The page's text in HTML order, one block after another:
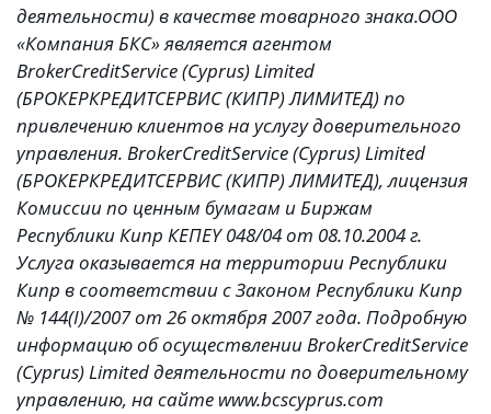
деятельности) в качестве товарного знака.ООО
«Компания БКС» является агентом
BrokerCreditService(Cyprus)Limited
(БРОКЕРКРЕДИТСЕРВИС (КИПР) ЛИМИТЕД)по
привлечению клиентов на услугу доверительного
управления. BrokerCreditService(Cyprus)Limited
(БРОКЕРКРЕДИТСЕРВИС (КИПР) ЛИМИТЕД), лицензия
Комиссии по ценным бумагам и Биржам
Республики Кипр КЕПЕY048/04 от 08.10.2004 г.
Услуга оказывается на территории Республики
Кипр в соответствии с Законом Республики Кипр
№ 144(I)/2007 от 26 октября 2007 года. Подробную
информацию об осуществленииBrokerCreditService
(Cyprus)Limitedдеятельности по доверительному
управлению, на сайте www.bcscyprus.com